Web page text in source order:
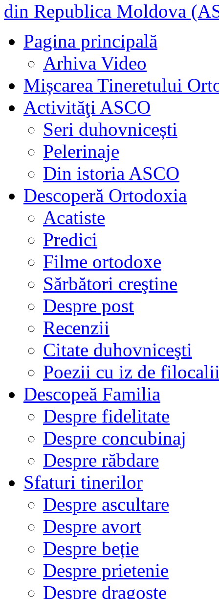
din Republica Moldova
Pagina principală
Arhiva Video
Mișcarea Tineretului
Activităţi ASCO
Seri duhovnicești
Pelerinaje
Din istoria ASCO
Descoperă Ortodoxia
Acatiste
Predici
Filme ortodoxe
Sărbători creştine
Despre post
Recenzii
Citate duhovniceşti
Poezii cu iz de
Descopeă Familia
Despre fidelitate
Despre concubinaj
Despre răbdare
Sfaturi tinerilor
Despre ascultare
Despre avort
Despre beție
Despre prietenie
Despre dragoste